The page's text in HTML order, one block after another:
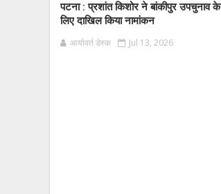
पटना : प्रशांत किशोर ने बांकीपुर उपचुनाव के
लिए दाखिल किया नामांकन
आर्यावर्त डेस्क Jul 13, 2026